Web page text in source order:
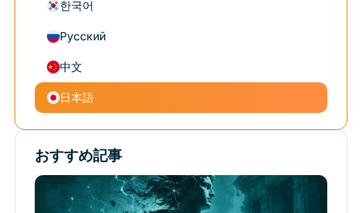
한국어
Русский
中文
日本語
おすすめ記事